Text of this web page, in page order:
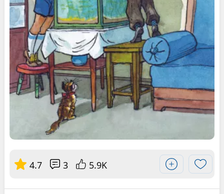
4.7 3 5.9K